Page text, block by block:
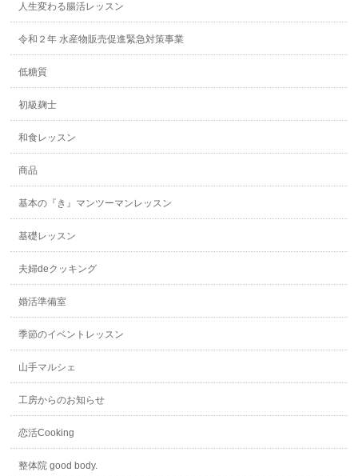
人生変わる腸活レッスン
令和２年 水産物販売促進緊急対策事業
低糖質
初級麹士
和食レッスン
商品
基本の『き』マンツーマンレッスン
基礎レッスン
夫婦deクッキング
婚活準備室
季節のイベントレッスン
山手マルシェ
工房からのお知らせ
恋活Cooking
整体院 good body.